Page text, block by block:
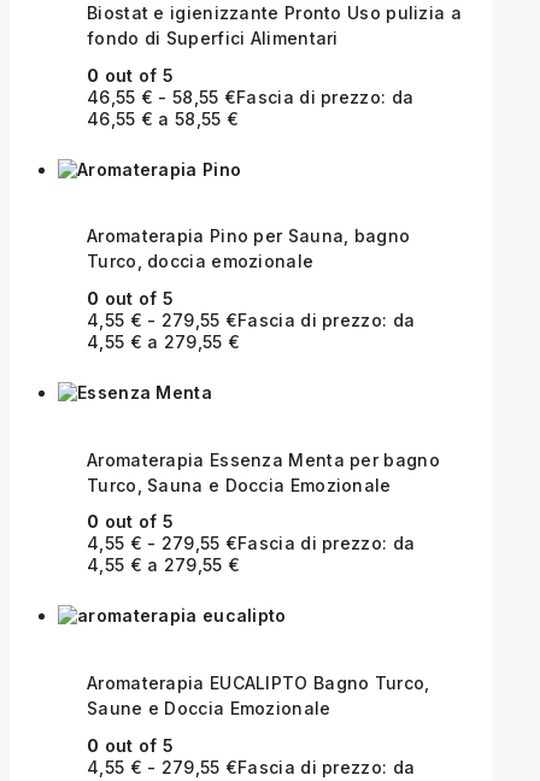
Biostat e igienizzante Pronto Uso pulizia a
fondo di Superfici Alimentari
0 out of 5
46,55 € - 58,55 €Fascia di prezzo: da
46,55 € a 58,55 €
Aromaterapia Pino per Sauna, bagno
Turco, doccia emozionale
0 out of 5
4,55 € - 279,55 €Fascia di prezzo: da
4,55 € a 279,55 €
Aromaterapia Essenza Menta per bagno
Turco, Sauna e Doccia Emozionale
0 out of 5
4,55 € - 279,55 €Fascia di prezzo: da
4,55 € a 279,55 €
Aromaterapia EUCALIPTO Bagno Turco,
Saune e Doccia Emozionale
0 out of 5
4,55 € - 279,55 €Fascia di prezzo: da